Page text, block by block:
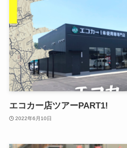
エコカー店ツアーPART1!
2022年6月10日